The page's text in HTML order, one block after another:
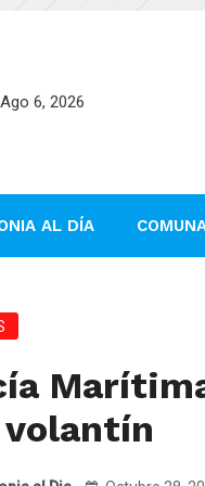
6, 2026
AL DÍA
volantín